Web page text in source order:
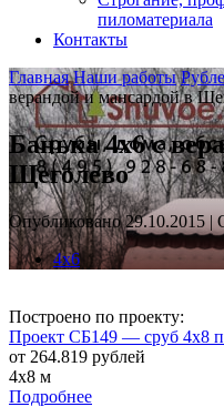
пиломатериала
Контакты
Главная Наши работы
верандой и мансардой в
Банька 4х6 с
Щеголево
Опубликовано 29.10.2015 |
4х6
Построено по проекту:
Проект СБ149 — сруб 4х8
от 264.819 рублей
4х8 м
Подробнее